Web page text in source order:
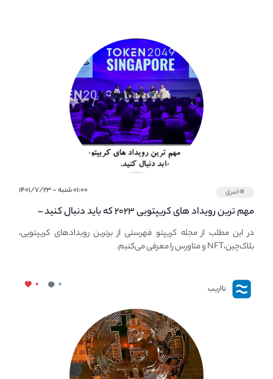
#خبری ۰۱:۰۰ شنبه - ۱۴۰۱/۷/۲۳
مهم ترین رویداد های کریپتویی ۲۰۲۳ که باید دنبال کنید –
معرفی بهترین رویداد های جهانی
در این مطلب از مجله کریپتو فهرستی از برترین رویدادهای کریپتویی،
بلاک‌چین،NFT و متاورس را معرفی می‌کنیم.
نااریب ۰ ۰